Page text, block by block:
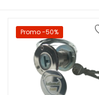
Promo -50%